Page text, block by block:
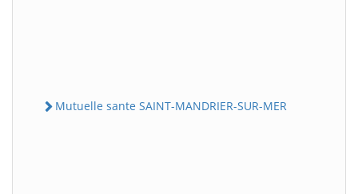
Mutuelle sante SAINT-MANDRIER-SUR-MER